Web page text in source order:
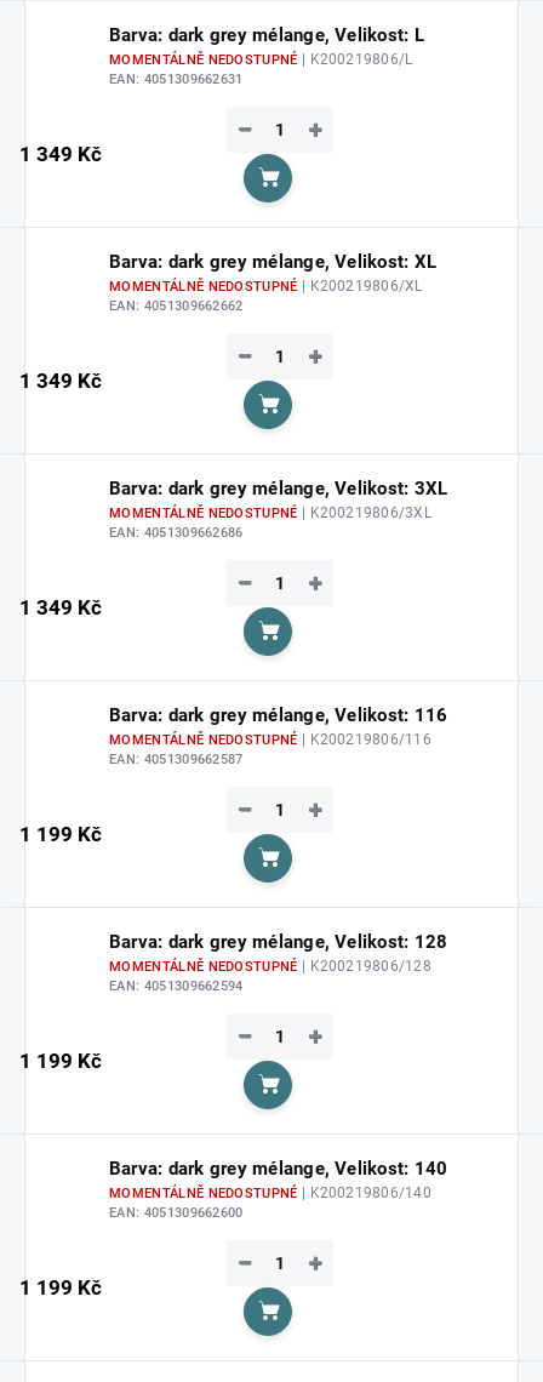
Barva: dark grey mélange, Velikost: L
MOMENTÁLNĚ NEDOSTUPNÉ | K200219806/L
EAN: 4051309662631
1 349 Kč
+
−
Do košíku
Barva: dark grey mélange, Velikost: XL
MOMENTÁLNĚ NEDOSTUPNÉ | K200219806/XL
EAN: 4051309662662
1 349 Kč
+
−
Do košíku
Barva: dark grey mélange, Velikost: 3XL
MOMENTÁLNĚ NEDOSTUPNÉ | K200219806/3XL
EAN: 4051309662686
1 349 Kč
+
−
Do košíku
Barva: dark grey mélange, Velikost: 116
MOMENTÁLNĚ NEDOSTUPNÉ | K200219806/116
EAN: 4051309662587
1 199 Kč
+
−
Do košíku
Barva: dark grey mélange, Velikost: 128
MOMENTÁLNĚ NEDOSTUPNÉ | K200219806/128
EAN: 4051309662594
1 199 Kč
+
−
Do košíku
Barva: dark grey mélange, Velikost: 140
MOMENTÁLNĚ NEDOSTUPNÉ | K200219806/140
EAN: 4051309662600
1 199 Kč
+
−
Do košíku